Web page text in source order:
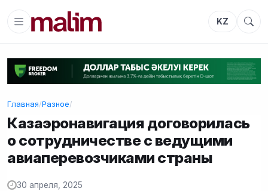
KZ
Главная/Разное/
Казаэронавигация договорилась
о сотрудничестве с ведущими
авиаперевозчиками страны
30 апреля, 2025